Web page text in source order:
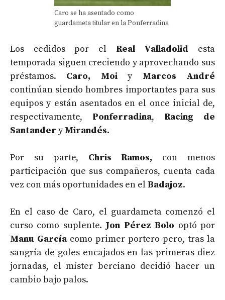
Caro se ha asentado como
guardameta titular en la Ponferradina
Los cedidos por el Real Valladolid esta
temporada siguen creciendo y aprovechando sus
préstamos. Caro, Moiy Marcos André
continúan siendo hombres importantes para sus
equipos y están asentados en el once inicial de,
respectivamente, Ponferradina, Racing de
Santander yMirandés.
Por su parte, Chris Ramos, con menos
participación que sus compañeros, cuenta cada
vez con más oportunidades en el Badajoz.
En el caso de Caro, el guardameta comenzó el
curso como suplente. Jon Pérez Bolo optó por
Manu García como primer portero pero, tras la
sangría de goles encajados en las primeras diez
jornadas, el míster berciano decidió hacer un
cambio bajo palos.